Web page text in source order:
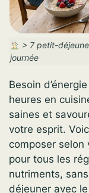
> 7 petit-
journée
Besoin
heures en
saines et
votre esprit.
composer selon
pour tous les
nutriments,
déjeuner avec